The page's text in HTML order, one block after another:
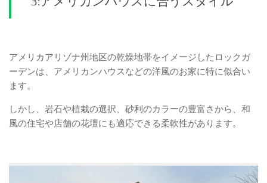
アメリカアリゾナ州地区の乾燥地帯をイメージしたロックガ
ーデンは、アメリカンハウスなどの洋風のお家に特に似合い
ます。
しかし、岩石や植栽の選択、砂利のカラーの豊富さから、和
風の住宅や店舗の花壇にも適応できる柔軟性があります。